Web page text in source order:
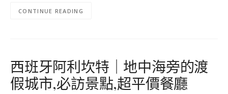
CONTINUE READING
西班牙阿利坎特｜地中海旁的渡
假城市,必訪景點,超平價餐廳